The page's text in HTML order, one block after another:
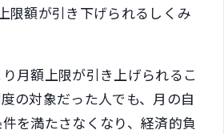
限額が引き下げられるしくみ
月額上限が引き上げられるこ
の対象だった人でも、月の自
を満たさなくなり、経済的負